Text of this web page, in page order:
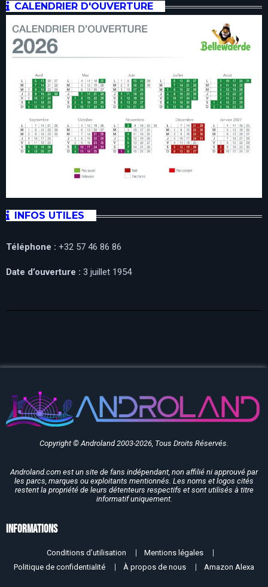
CALENDRIER D'OUVERTURE
INFOS UTILES
Téléphone : +32 57 46 86 86
Date d’ouverture : 3 juillet 1954
Copyright © Androland 2003-2026, Tous Droits Réservés.
Androland.com est un site de fans indépendant, non affilié ni approuvé par
les parcs, marques ou exploitants mentionnés. Les noms et logos cités
restent la propriété de leurs détenteurs respectifs et sont utilisés à titre
informatif uniquement.
Informations
Conditions d’utilisation
Mentions légales
Politique de confidentialité
À propos de nous Amazon Alexa